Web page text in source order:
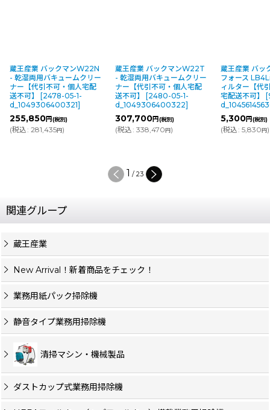
蔵王産業 バックマンW22N
- 乾湿両用バキュームクリー
ナー【代引不可・個人宅配
送不可】
[2478-05-1-
d_1049306400321]
255,850円(税別)
(税込: 281,435円)
蔵王産業 バックマンW22T
- 乾湿両用バキュームクリー
ナー【代引不可・個人宅配
送不可】
[2480-05-1-
d_1049306400322]
307,700円(税別)
(税込: 338,470円)
蔵王産業 バッ
フォース
ィルター【代
宅配送不可】
[
5,300円(税別)
(税込: 5,830円)
1 / 23
関連グループ
蔵王産業
New Arrival！新着商品をチェック！
業務用紙パック掃除機
静音タイプ業務用掃除機
清掃マシン・機械製品
ダストカップ式業務用掃除機